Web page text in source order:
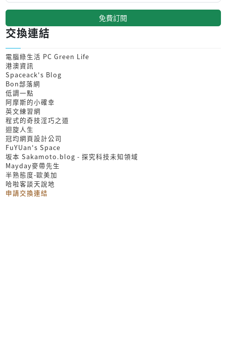
免費訂閱
交換連結
電腦綠生活 PC Green Life
港澳資訊
Spaceack's Blog
Bon部落網
低調一點
阿摩斯的小確幸
英文練習網
程式的奇技淫巧之道
迴旋人生
冠均網頁設計公司
FuYUan's Space
坂本 Sakamoto.blog - 探究科技未知領域
Mayday麥帶先生
半熟態度-歐美加
哈啦客談天說地
申請交換連結